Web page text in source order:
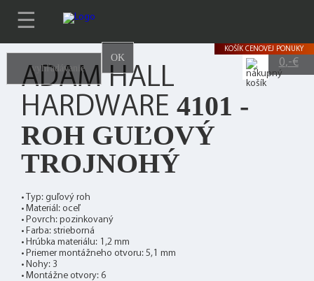
☰
KOŠÍKCENOVEJ PONUKY
0,-€
OK
ADAM HALL
HARDWARE 4101 -
ROH GUĽOVÝ
TROJNOHÝ
• Typ: guľový roh
• Materiál: oceľ
• Povrch: pozinkovaný
• Farba: strieborná
• Hrúbka materiálu: 1,2 mm
• Priemer montážneho otvoru: 5,1 mm
• Nohy: 3
• Montážne otvory: 6